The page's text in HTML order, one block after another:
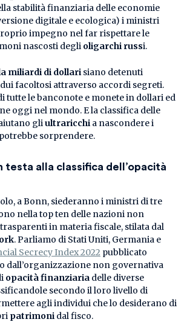
stabilità finanziaria delle economie
digitale e ecologica) i ministri
impegno nel far rispettare le
nascosti degli oligarchi russi.
miliardi di dollari siano detenuti
facoltosi attraverso accordi segreti.
tutte le banconote e monete in dollari ed
oggi nel mondo. E la classifica delle
gliultraricchi a nascondere i
sorprendere.
testa alla classifica dell’opacità
a Bonn, siederanno i ministri di tre
nella top ten delle nazioni non
in materia fiscale, stilata dal
. Parliamo di Stati Uniti, Germania e
Secrecy Index 2022 pubblicato
dall’organizzazione non governativa
opacità finanziaria delle diverse
secondo il loro livello di
agli individui che lo desiderano di
patrimoni dal fisco.